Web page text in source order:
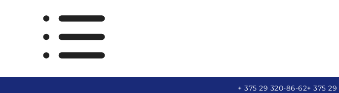
+ 375 29 320-86-62+ 375 29